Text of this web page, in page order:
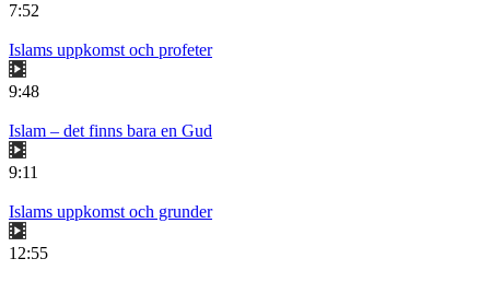
7:52
Islams uppkomst och profeter
9:48
Islam – det finns bara en Gud
9:11
Islams uppkomst och grunder
12:55